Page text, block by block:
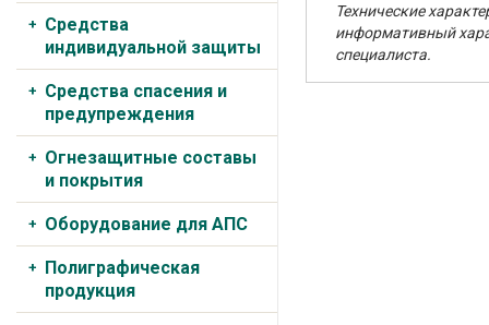
Технические
информативный
специалиста.
Средства
индивидуальной защиты
Средства спасения и
предупреждения
Огнезащитные составы
и покрытия
Оборудование для АПС
Полиграфическая
продукция